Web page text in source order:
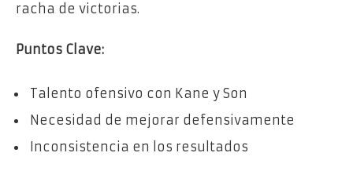
racha de victorias.
Puntos Clave:
Talento ofensivo con Kane y Son
Necesidad de mejorar defensivamente
Inconsistencia en los resultados